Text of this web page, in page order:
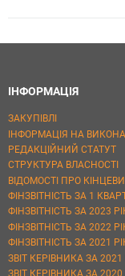
ІНФОРМАЦІЯ
ЗАКУПІВЛІ
ІНФОРМАЦІЯ НА
РЕДАКЦІЙНИЙ СТАТУТ
СТРУКТУРА ВЛАСНОСТІ
ВІДОМОСТІ ПРО
ФІНЗВІТНІСТЬ ЗА 1
ФІНЗВІТНІСТЬ ЗА 2023
ФІНЗВІТНІСТЬ ЗА 2022
ФІНЗВІТНІСТЬ ЗА 2021
ЗВІТ КЕРІВНИКА ЗА 2021
ЗВІТ КЕРІВНИКА ЗА 2020